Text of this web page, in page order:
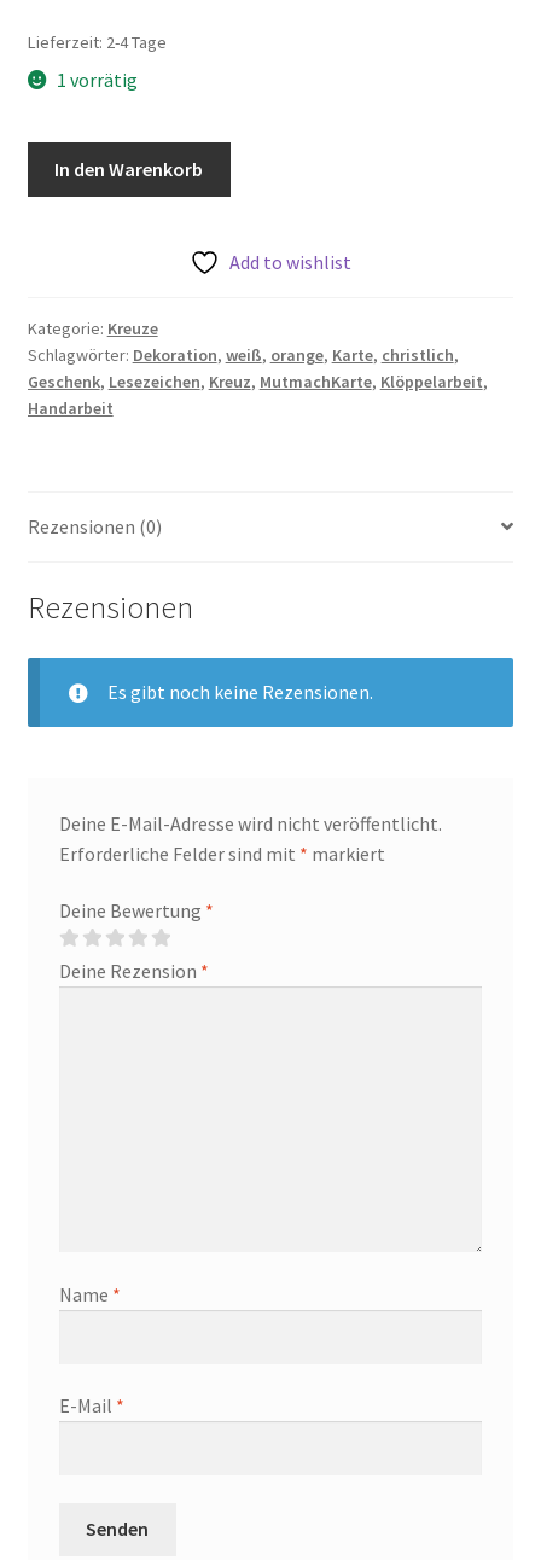
Lieferzeit: 2-4 Tage
1 vorrätig
In den Warenkorb
Add to wishlist
Kategorie: Kreuze
Schlagwörter: Dekoration, weiß, orange, Karte, christlich,
Geschenk, Lesezeichen, Kreuz, MutmachKarte, Klöppelarbeit,
Handarbeit
Rezensionen (0)
Rezensionen
Es gibt noch keine Rezensionen.
Deine E-Mail-Adresse wird nicht veröffentlicht.
Erforderliche Felder sind mit * markiert
Deine Bewertung *
Deine Rezension *
Name *
E-Mail *